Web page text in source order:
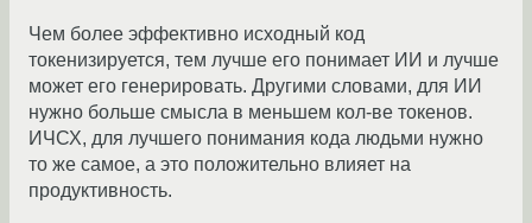
Чем более эффективно исходный код
токенизируется, тем лучше его понимает ИИ и лучше
может его генерировать. Другими словами, для ИИ
нужно больше смысла в меньшем кол-ве токенов.
ИЧСХ, для лучшего понимания кода людьми нужно
то же самое, а это положительно влияет на
продуктивность.